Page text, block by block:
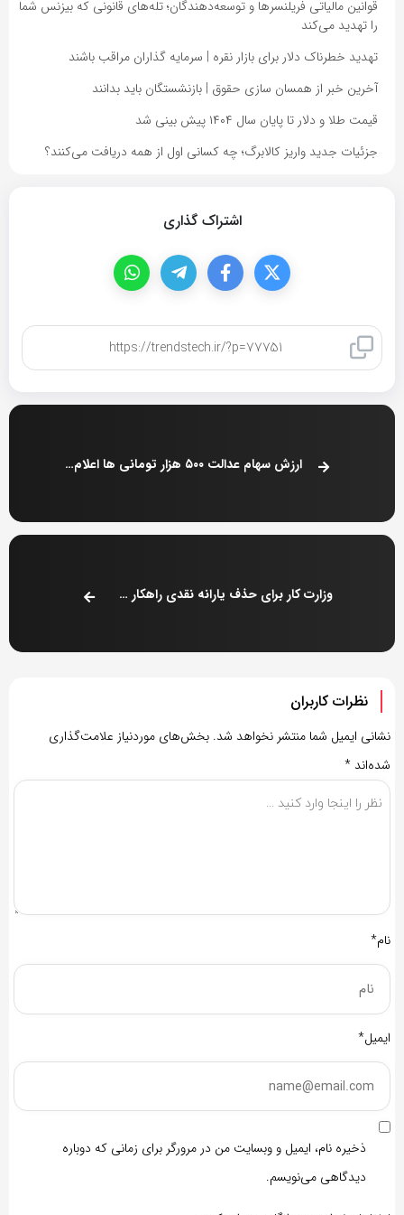
قوانین مالیاتی فریلنسرها و توسعه‌دهندگان؛ تله‌های قانونی که بیزنس شما
را تهدید می‌کند
تهدید خطرناک دلار برای بازار نقره | سرمایه گذاران مراقب باشند
آخرین خبر از همسان سازی حقوق | بازنشستگان باید بدانند
قیمت طلا و دلار تا پایان سال ۱۴۰۴ پیش بینی شد
جزئیات جدید واریز کالابرگ؛ چه کسانی اول از همه دریافت می‌کنند؟
اشتراک گذاری
ارزش سهام عدالت ۵۰۰ هزار تومانی ها اعلام شد (۷ مرداد)
وزارت کار برای حذف یارانه نقدی راهکار جدید پیدا کرد
نظرات کاربران
نشانی ایمیل شما منتشر نخواهد شد. بخش‌های موردنیاز علامت‌گذاری
شده‌اند *
نام*
ایمیل*
ذخیره نام، ایمیل و وبسایت من در مرورگر برای زمانی که دوباره
دیدگاهی می‌نویسم.